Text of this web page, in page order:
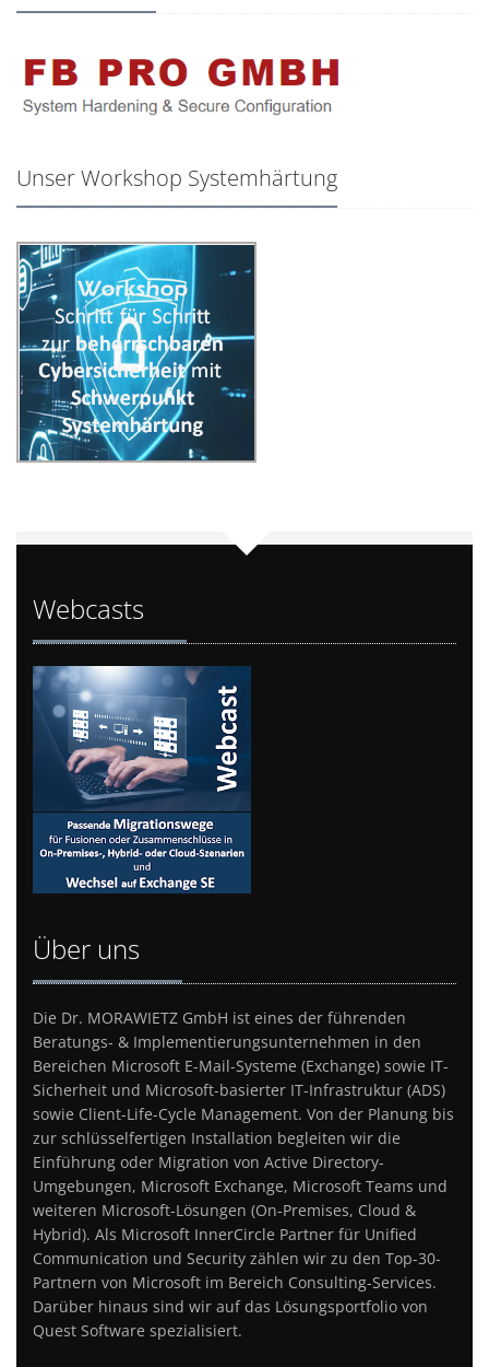
Unser Workshop Systemhärtung
Webcasts
Über uns
Die Dr. MORAWIETZ GmbH ist eines der führenden
Beratungs- & Implementierungsunternehmen in den
Bereichen Microsoft E-Mail-Systeme (Exchange) sowie IT-
Sicherheit und Microsoft-basierter IT-Infrastruktur (ADS)
sowie Client-Life-Cycle Management. Von der Planung bis
zur schlüsselfertigen Installation begleiten wir die
Einführung oder Migration von Active Directory-
Umgebungen, Microsoft Exchange, Microsoft Teams und
weiteren Microsoft-Lösungen (On-Premises, Cloud &
Hybrid). Als Microsoft InnerCircle Partner für Unified
Communication und Security zählen wir zu den Top-30-
Partnern von Microsoft im Bereich Consulting-Services.
Darüber hinaus sind wir auf das Lösungsportfolio von
Quest Software spezialisiert.